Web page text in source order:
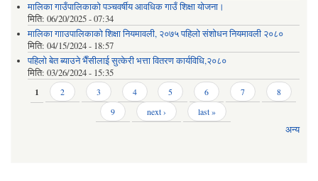
मालिका गाउँपालिकाको पञ्चवर्षीय आवधिक गाउँ शिक्षा योजना।
मिति: 06/20/2025 - 07:34
मालिका गााउपालिकाको शिक्षा नियमावली, २०७५ पहिलो संशोधन नियमावली २०८०
मिति: 04/15/2024 - 18:57
पहिलो बेत ब्याउने भैँसीलाई सुत्केरी भत्ता वितरण कार्यविधि,२०८०
मिति: 03/26/2024 - 15:35
Pages
1 2 3 4 5 6 7
8
9
next › last »
अन्य